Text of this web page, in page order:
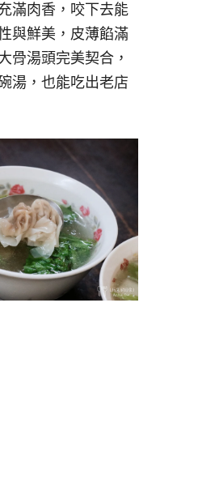
滿肉香，咬下去能
與鮮美，皮薄餡滿
骨湯頭完美契合，
湯，也能吃出老店